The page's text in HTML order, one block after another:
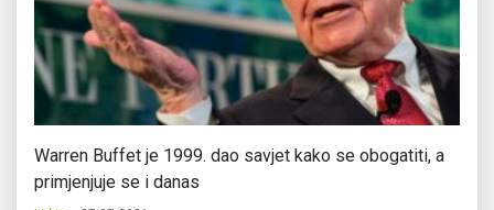
Warren Buffet je 1999. dao savjet kako se obogatiti, a
primjenjuje se i danas